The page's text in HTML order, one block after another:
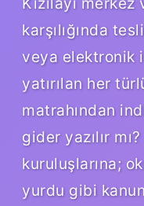
karşılığında
veya elektronik
yatırılan her
matrahından
gider yazılır
kuruluşlarına;
yurdu gibi